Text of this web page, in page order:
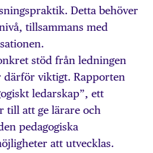
Detta behöver
tillsammans med
stöd från ledningen
därför viktigt. Rapporten
ledarskap”, ett
till att ge lärare och
pedagogiska
att utvecklas.